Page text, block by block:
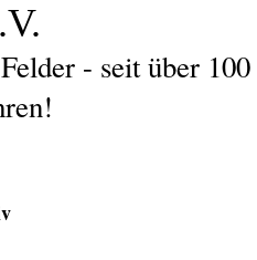
- seit über 100